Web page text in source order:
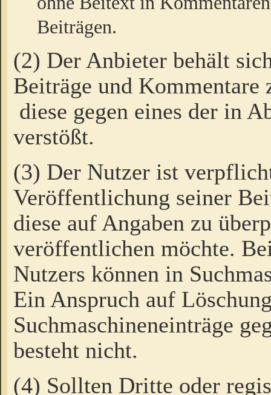
Beiträgen.
(2) Der Anbieter behält
Beiträge und Kommentare
diese gegen eines der in
verstößt.
(3) Der Nutzer ist
Veröffentlichung seiner
diese auf Angaben zu
veröffentlichen möchte.
Nutzers können in
Ein Anspruch auf
Suchmaschineneinträge
besteht nicht.
(4) Sollten Dritte oder